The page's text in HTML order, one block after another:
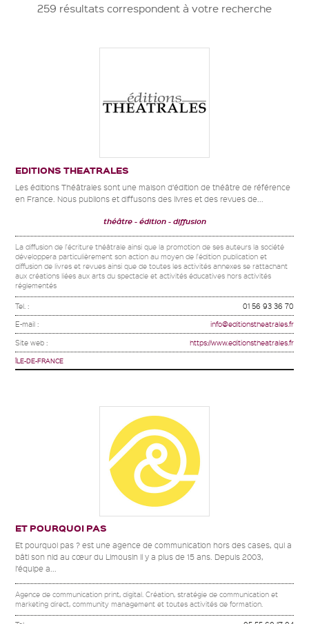
259 résultats correspondent à votre recherche
EDITIONS THEATRALES
Les éditions Théâtrales sont une maison d’édition de théâtre de référence
en France. Nous publions et diffusons des livres et des revues de...
théâtre édition diffusion
La diffusion de l'écriture théâtrale ainsi que la promotion de ses auteurs la société
développera particulièrement son action au moyen de l'édition publication et
diffusion de livres et revues ainsi que de toutes les activités annexes se rattachant
aux créations liées aux arts du spectacle et activités éducatives hors activités
réglementés
Tel. : 01 56 93 36 70
E-mail : info@editionstheatrales.fr
Site web : https://www.editionstheatrales.fr
ÎLE-DE-FRANCE
ET POURQUOI PAS
Et pourquoi pas ? est une agence de communication hors des cases, qui a
bâti son nid au cœur du Limousin il y a plus de 15 ans. Depuis 2003,
l’équipe a...
Agence de communication print, digital. Création, stratégie de communication et
marketing direct, community management et toutes activités de formation.